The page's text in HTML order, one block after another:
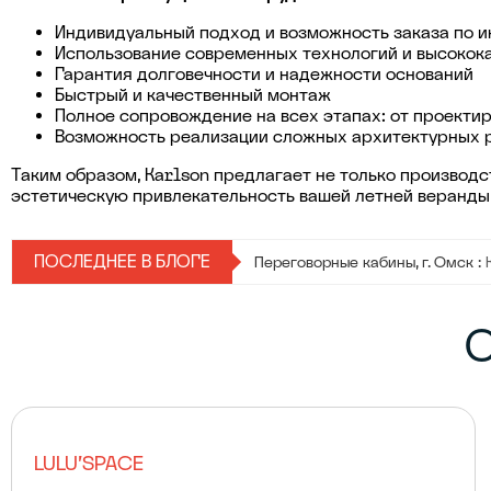
Индивидуальный подход и возможность заказа по
Использование современных технологий и
Гарантия долговечности и надежности оснований
Быстрый и качественный монтаж
Полное сопровождение на всех этапах: от
Возможность реализации сложных
Таким образом, Karlson предлагает не только
эстетическую привлекательность вашей летней
ПОСЛЕДНЕЕ В БЛОГЕ
Урны для мусора :Урны для
Переговорные кабины, г. Омск :
LULU'SPACE